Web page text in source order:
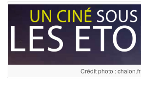
Crédit photo : chalon.fr